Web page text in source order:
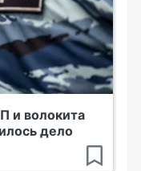
и волокита
дело